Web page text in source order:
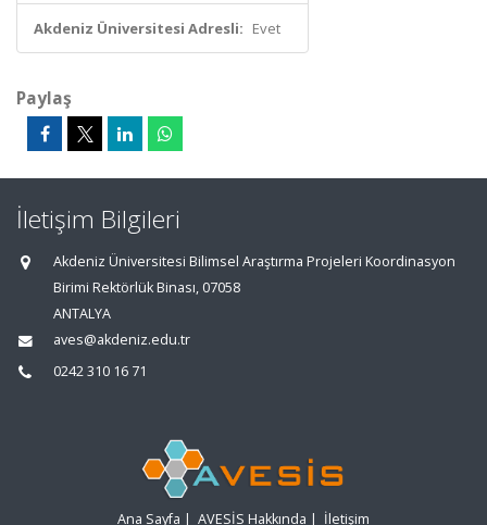
Akdeniz Üniversitesi Adresli: Evet
Paylaş
İletişim Bilgileri
Akdeniz Üniversitesi Bilimsel Araştırma Projeleri Koordinasyon
Birimi Rektörlük Binası, 07058
ANTALYA
aves@akdeniz.edu.tr
0242 310 16 71
Ana Sayfa | AVESİS Hakkında | İletişim